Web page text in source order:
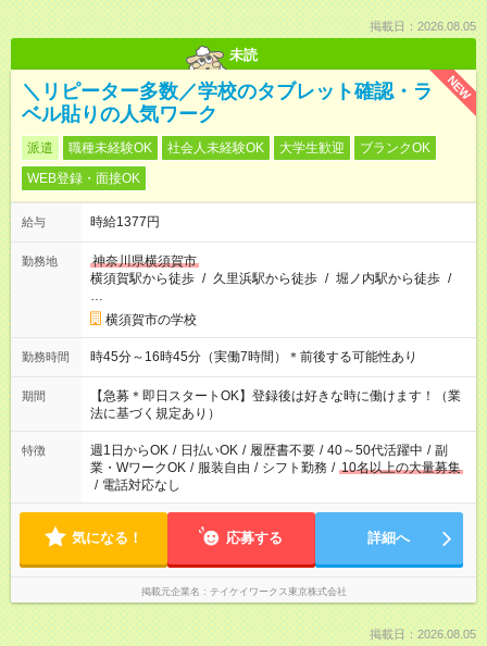
掲載日：2026.08.05
未読
NEW
＼リピーター多数／学校のタブレット確認・ラ
ベル貼りの人気ワーク
派遣 職種未経験OK 社会人未経験OK 大学生歓迎
ブランクOK
WEB登録・面接OK
給与 時給1377円
勤務地
神奈川県横須賀市
横須賀駅から徒歩 / 久里浜駅から徒歩 / 堀ノ内駅から徒歩 /
…
横須賀市の学校
勤務時間 時45分～16時45分（実働7時間）＊前後する可能性あり
期間
【急募＊即日スタートOK】登録後は好きな時に働けます！（業
法に基づく規定あり）
特徴 週1日からOK / 日払いOK / 履歴書不要 / 40～50代活躍中 / 副
業・WワークOK / 服装自由 / シフト勤務 / 10名以上の大量募集
/ 電話対応なし
気になる！ 応募する 詳細へ
掲載元企業名 テイケイワークス東京株式会社
掲載日：2026.08.05